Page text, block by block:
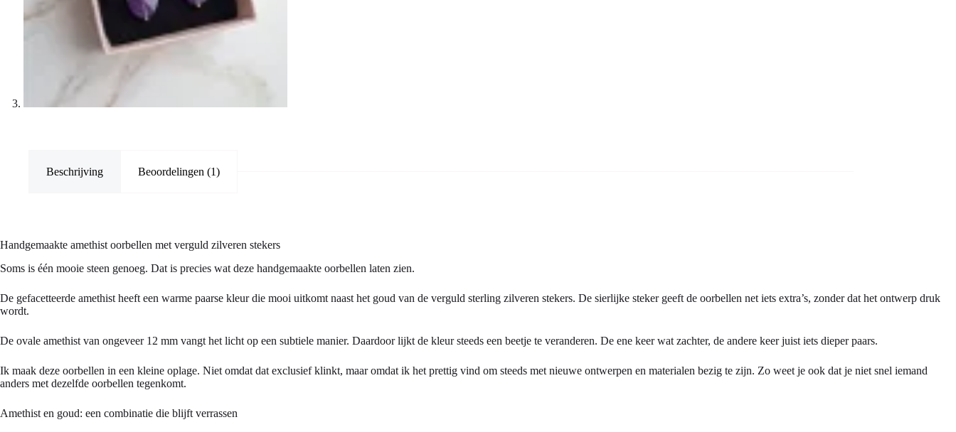
Beschrijving Beoordelingen (1)
Handgemaakte amethist oorbellen met verguld zilveren stekers
Soms is één mooie steen genoeg. Dat is precies wat deze handgemaakte oorbellen laten zien.
De gefacetteerde amethist heeft een warme paarse kleur die mooi uitkomt naast het goud van de verguld sterling zilveren stekers. De sierlijke steker geeft de oorbellen net iets extra’s, zonder dat het ontwerp druk
wordt.
De ovale amethist van ongeveer 12 mm vangt het licht op een subtiele manier. Daardoor lijkt de kleur steeds een beetje te veranderen. De ene keer wat zachter, de andere keer juist iets dieper paars.
Ik maak deze oorbellen in een kleine oplage. Niet omdat dat exclusief klinkt, maar omdat ik het prettig vind om steeds met nieuwe ontwerpen en materialen bezig te zijn. Zo weet je ook dat je niet snel iemand
anders met dezelfde oorbellen tegenkomt.
Amethist en goud: een combinatie die blijft verrassen